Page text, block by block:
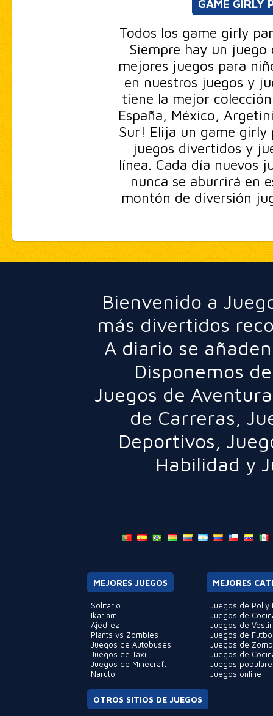
GAME GIRLY
Todos los game girly
Siempre hay un
mejores juegos para
en nuestros juegos y
tiene la mejor
España, México,
Sur! Elija un game girly
juegos divertidos y
línea. Cada día nuevos
nunca se aburrirá en
montón de diversión
Bienvenido a
más divertidos
A diario se
Disponemos
Juegos de Aventura
de Carreras,
Deportivos,
Habilidad y
MEJORES JUEGOS
Solitario
Ikariam
Ajedrez
Plants vs Zombies
Juegos de Autobuses
Juegos de Taxi
Juegos de Minecraft
Naruto
MEJORES
Juegos de Polly
Juegos de
Juegos de Vestir
Juegos de
Juegos de
Juegos de
Juegos
Juegos online
OTROS SITIOS DE JUEGOS